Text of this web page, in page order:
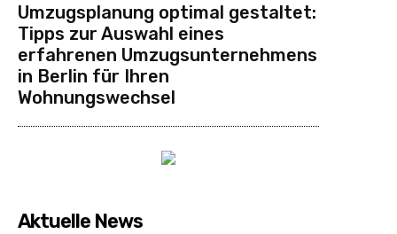
Umzugsplanung optimal gestaltet:
Tipps zur Auswahl eines
erfahrenen Umzugsunternehmens
in Berlin für Ihren
Wohnungswechsel
Aktuelle News